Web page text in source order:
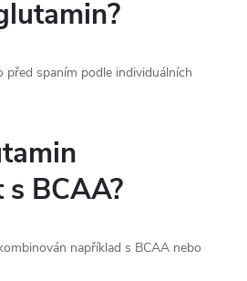
před spaním podle individuálních
BCAA?
například s BCAA nebo